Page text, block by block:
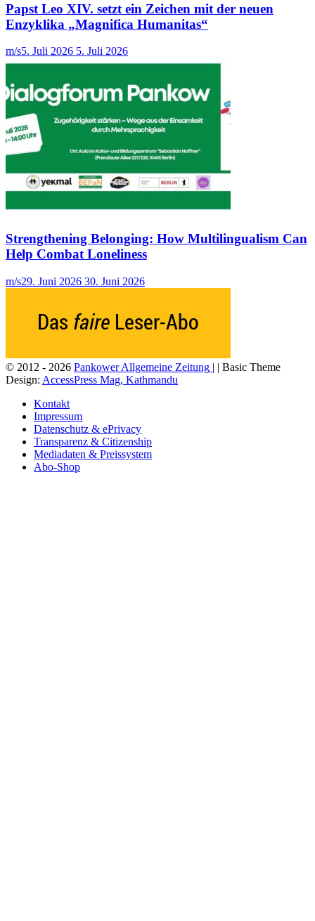
Papst Leo XIV. setzt ein Zeichen mit der neuen
Enzyklika „Magnifica Humanitas“
m/s5. Juli 2026 5. Juli 2026
Strengthening Belonging: How Multilingualism Can
Help Combat Loneliness
m/s29. Juni 2026 30. Juni 2026
© 2012 - 2026 Pankower Allgemeine Zeitung | | Basic Theme
Design: AccessPress Mag, Kathmandu
Kontakt
Impressum
Datenschutz & ePrivacy
Transparenz & Citizenship
Mediadaten & Preissystem
Abo-Shop